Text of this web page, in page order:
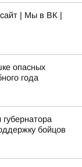
| Мы в ВК |
опасных
года
бойцов